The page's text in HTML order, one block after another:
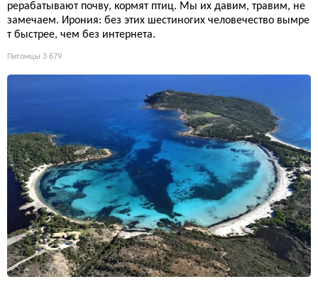
рерабатывают почву, кормят птиц. Мы их давим, травим, не
замечаем. Ирония: без этих шестиногих человечество вымре
т быстрее, чем без интернета.
Питомцы 3 679